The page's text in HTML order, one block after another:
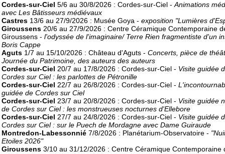
Cordes-sur-Ciel 5/6 au 30/8/2026 : Cordes-sur-Ciel -Animations
avec Les Bâtisseurs médiévaux
Castres 13/6 au 27/9/2026 : Musée Goya - exposition "Lumières
Giroussens 20/6 au 27/9/2026 : Centre Céramique Contemporaine
Giroussens - l'odyssée de l'imaginaire/ Terre Rien fragmentiste d'un
Boris Cappe
Aguts 1/7 au 15/10/2026 : Château d'Aguts - Concerts, pièce de
Journée du Patrimoine, des auteurs des auteurs
Cordes-sur-Ciel 20/7 au 17/8/2026 : Cordes-sur-Ciel - Visite guidée
Cordes sur Ciel : les parlottes de Pétronille
Cordes-sur-Ciel 22/7 au 26/8/2026 : Cordes-sur-Ciel -
guidée de Cordes sur Ciel
Cordes-sur-Ciel 23/7 au 20/8/2026 : Cordes-sur-Ciel - Visite guidée
de Cordes sur Ciel : les monstrueuses nocturnes d'Ellebore
Cordes-sur-Ciel 27/7 au 24/8/2026 : Cordes-sur-Ciel - Visite guidée
Cordes sur Ciel : sur le Puech de Mordagne avec Dame Guiraude
Montredon-Labessonnié 7/8/2026 : Planétarium-Observatoire -
Etoiles 2026"
Giroussens 3/10 au 31/12/2026 : Centre Céramique Contemporaine